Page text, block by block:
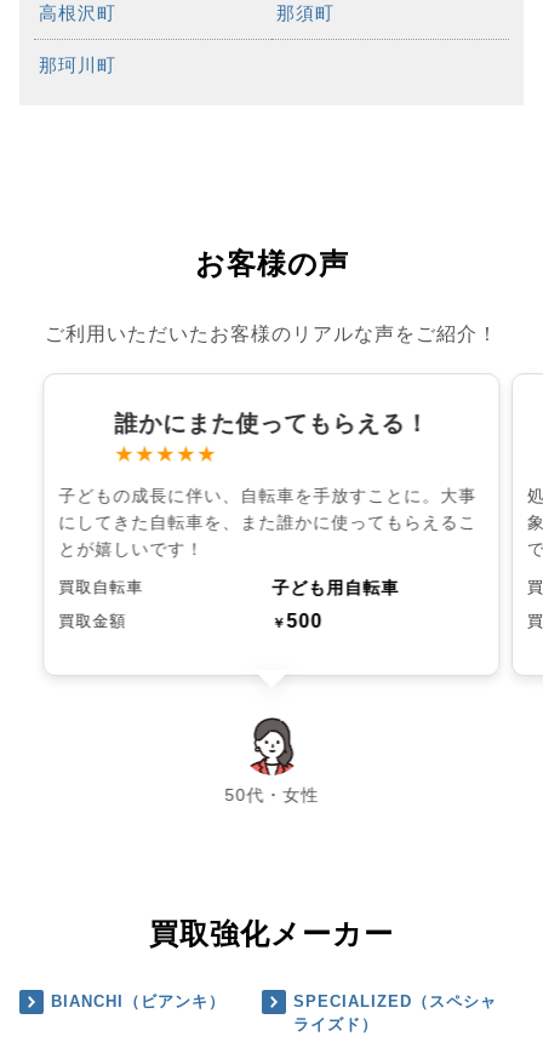
高根沢町 那須町
那珂川町
お客様の声
ご利用いただいたお客様のリアルな声をご紹介！
誰かにまた使ってもらえる！
★★★★★
子どもの成長に伴い、自転車を手放すことに。大事
にしてきた自転車を、また誰かに使ってもらえるこ
とが嬉しいです！
買取自転車 子ども用自転車
買取金額 ￥500
50代・女性
chevron_left chevron_right
買取強化メーカー
BIANCHI（ビアンキ）
SPECIALIZED（スペシャ
ライズド）